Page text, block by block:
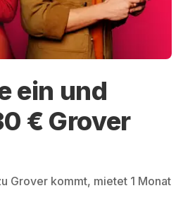
ein und
€ Grover
Grover kommt, mietet 1 Monat